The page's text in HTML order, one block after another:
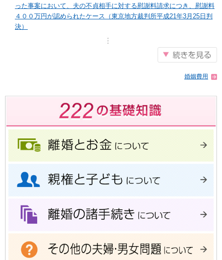
った事案において、夫の不貞相手に対する慰謝料請求につき、慰謝料
４００万円が認められたケース（東京地方裁判所平成21年3月25日判
決）
婚姻費用